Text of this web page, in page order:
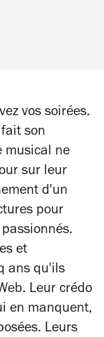
vos soirées.
son
musical ne
sur leur
d'un
pour
et
ans qu'ils
Leur crédo
en manquent,
Leurs